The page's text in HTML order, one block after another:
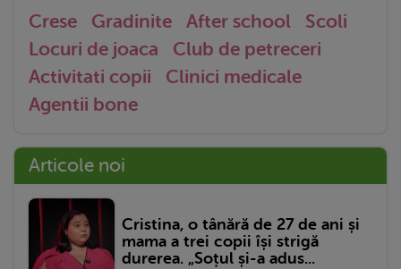
Crese Gradinite After school
Scoli
Locuri de joaca
Club de petreceri
Activitati copii
Clinici medicale
Agentii bone
Articole noi
Cristina, o tânără de 27 de ani și
mama a trei copii își strigă
durerea. „Soțul și-a adus...